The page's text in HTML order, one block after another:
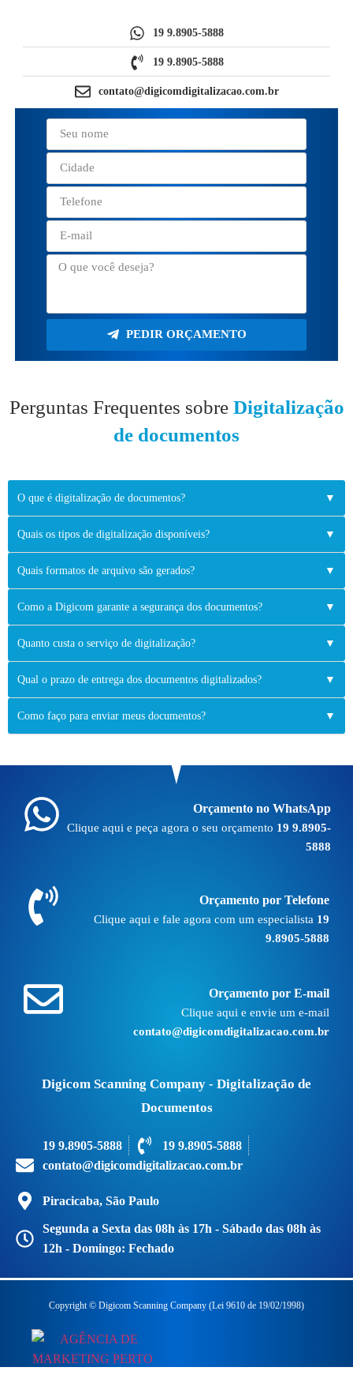
19 9.8905-5888
19 9.8905-5888
contato@digicomdigitalizacao.com.br
PEDIR ORÇAMENTO
Perguntas Frequentes sobre Digitalização
de documentos
O que é digitalização de documentos? ▼
Quais os tipos de digitalização disponíveis? ▼
Quais formatos de arquivo são gerados? ▼
Como a Digicom garante a segurança dos documentos? ▼
Quanto custa o serviço de digitalização? ▼
Qual o prazo de entrega dos documentos digitalizados? ▼
Como faço para enviar meus documentos? ▼
Orçamento no WhatsApp
Clique aqui e peça agora o seu orçamento 19 9.8905-
5888
Orçamento por Telefone
Clique aqui e fale agora com um especialista 19
9.8905-5888
Orçamento por E-mail
Clique aqui e envie um e-mail
contato@digicomdigitalizacao.com.br
Digicom Scanning Company - Digitalização de
Documentos
19 9.8905-5888
19 9.8905-5888
contato@digicomdigitalizacao.com.br
Piracicaba, São Paulo
Segunda a Sexta das 08h às 17h - Sábado das 08h às
12h - Domingo: Fechado
Copyright © Digicom Scanning Company (Lei 9610 de 19/02/1998)